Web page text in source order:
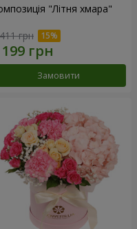
"Літня хмара"
грн
Замовити